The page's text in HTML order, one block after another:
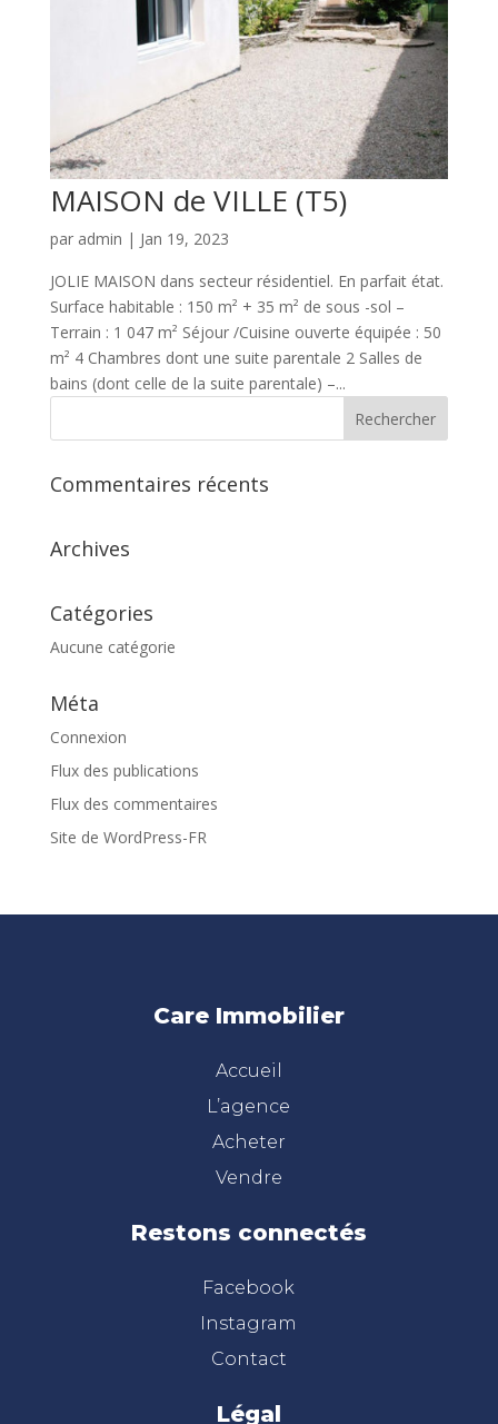
MAISON de VILLE (T5)
par admin | Jan 19, 2023
JOLIE MAISON dans secteur résidentiel. En parfait état.
Surface habitable : 150 m² + 35 m² de sous -sol –
Terrain : 1 047 m² Séjour /Cuisine ouverte équipée : 50
m² 4 Chambres dont une suite parentale 2 Salles de
bains (dont celle de la suite parentale) –...
Commentaires récents
Archives
Catégories
Aucune catégorie
Méta
Connexion
Flux des publications
Flux des commentaires
Site de WordPress-FR
Care Immobilier
Accueil
L’agence
Acheter
Vendre
Restons connectés
Facebook
Instagram
Contact
Légal